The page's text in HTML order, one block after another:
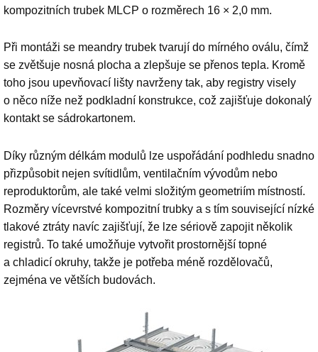
kompozitních trubek MLCP o rozměrech 16 × 2,0 mm.
Při montáži se meandry trubek tvarují do mírného oválu, čímž
se zvětšuje nosná plocha a zlepšuje se přenos tepla. Kromě
toho jsou upevňovací lišty navrženy tak, aby registry visely
o něco níže než podkladní konstrukce, což zajišťuje dokonalý
kontakt se sádrokartonem.
Díky různým délkám modulů lze uspořádání podhledu snadno
přizpůsobit nejen svítidlům, ventilačním vývodům nebo
reproduktorům, ale také velmi složitým geometriím místností.
Rozměry vícevrstvé kompozitní trubky a s tím související nízké
tlakové ztráty navíc zajišťují, že lze sériově zapojit několik
registrů. To také umožňuje vytvořit prostornější topné
a chladicí okruhy, takže je potřeba méně rozdělovačů,
zejména ve větších budovách.